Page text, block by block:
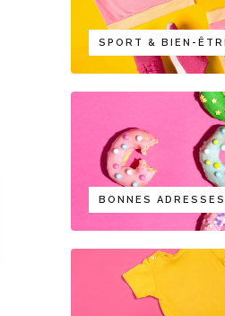
SPORT & BIEN-
BONNES ADRESSES